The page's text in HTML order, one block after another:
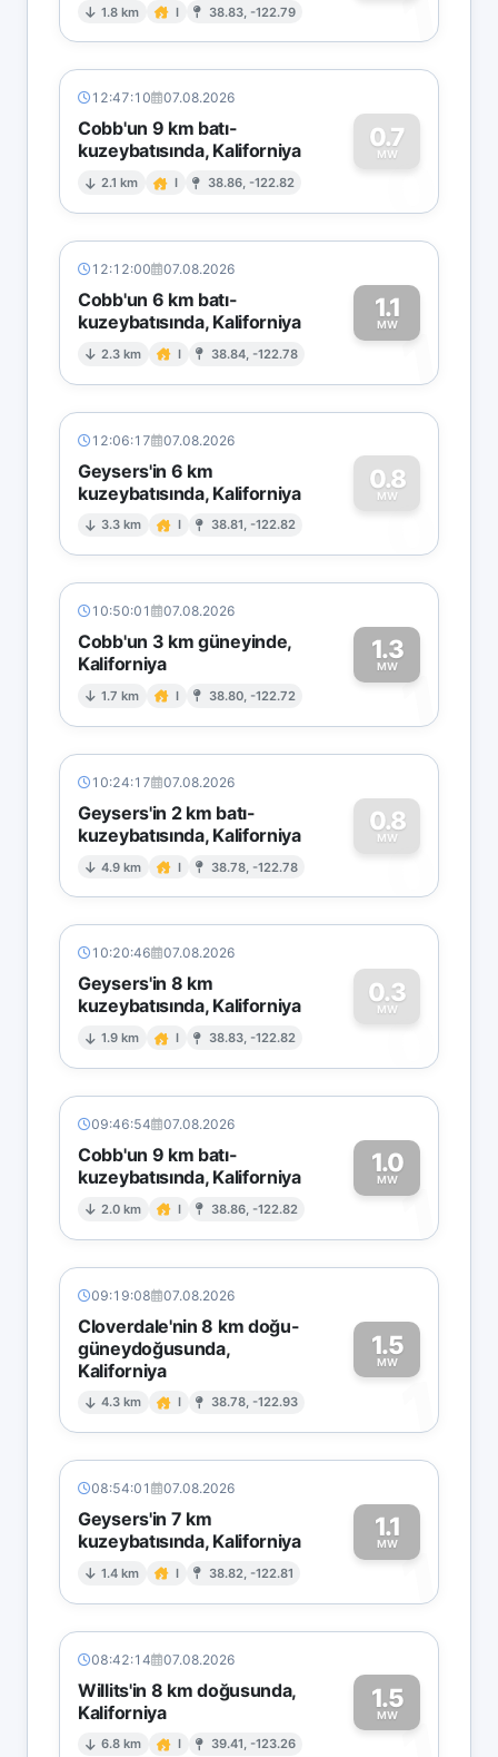
1.8 km I 38.83, -122.79 1
12:47:10 07.08.2026
Cobb'un 9 km batı-
kuzeybatısında, Kaliforniya
2.1 km I 38.86, -122.82
0.7
MW
0
12:12:00 07.08.2026
Cobb'un 6 km batı-
kuzeybatısında, Kaliforniya
2.3 km I 38.84, -122.78
1.1
MW1
12:06:17 07.08.2026
Geysers'in 6 km
kuzeybatısında, Kaliforniya
3.3 km I 38.81, -122.82
0.8
MW
0
10:50:01 07.08.2026
Cobb'un 3 km güneyinde,
Kaliforniya
1.7 km I 38.80, -122.72
1.3
MW1
10:24:17 07.08.2026
Geysers'in 2 km batı-
kuzeybatısında, Kaliforniya
4.9 km I 38.78, -122.78
0.8
MW
0
10:20:46 07.08.2026
Geysers'in 8 km
kuzeybatısında, Kaliforniya
1.9 km I 38.83, -122.82
0.3
MW
0
09:46:54 07.08.2026
Cobb'un 9 km batı-
kuzeybatısında, Kaliforniya
2.0 km I 38.86, -122.82
1.0
MW1
09:19:08 07.08.2026
Cloverdale'nin 8 km doğu-
güneydoğusunda,
Kaliforniya
4.3 km I 38.78, -122.93
1.5
MW
1
08:54:01 07.08.2026
Geysers'in 7 km
kuzeybatısında, Kaliforniya
1.4 km I 38.82, -122.81
1.1
MW1
08:42:14 07.08.2026
Willits'in 8 km doğusunda,
Kaliforniya
6.8 km I 39.41, -123.26
1.5
MW